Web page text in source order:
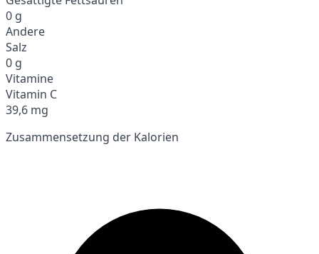
0 g
Andere
Salz
0 g
Vitamine
Vitamin C
39,6 mg
Zusammensetzung der Kalorien